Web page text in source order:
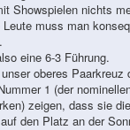
Showspielen nichts
muss man
eine 6-3 Führung.
oberes Paarkreuz
1 (der
zeigen, dass sie die
den Platz an der